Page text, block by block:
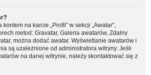
na karcie „Profil” w sekcji „Awatar”,
metod: Gravatar, Galeria awatarów, Zdalny
można dodać awatar. Wyświetlanie awatarów i
są uzależnione od administratora witryny. Jeśli
na danej witrynie, należy skontaktować się z